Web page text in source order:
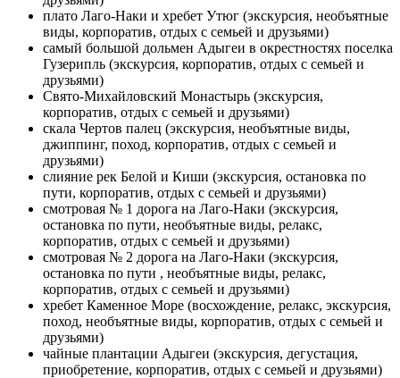
плато Лаго-Наки и хребет Утюг (экскурсия, необъятные
виды, корпоратив, отдых с семьей и друзьями)
самый большой дольмен Адыгеи в окрестностях поселка
Гузерипль (экскурсия, корпоратив, отдых с семьей и
друзьями)
Свято-Михайловский Монастырь (экскурсия,
корпоратив, отдых с семьей и друзьями)
скала Чертов палец (экскурсия, необъятные виды,
джиппинг, поход, корпоратив, отдых с семьей и
друзьями)
слияние рек Белой и Киши (экскурсия, остановка по
пути, корпоратив, отдых с семьей и друзьями)
смотровая № 1 дорога на Лаго-Наки (экскурсия,
остановка по пути, необъятные виды, релакс,
корпоратив, отдых с семьей и друзьями)
смотровая № 2 дорога на Лаго-Наки (экскурсия,
остановка по пути , необъятные виды, релакс,
корпоратив, отдых с семьей и друзьями)
хребет Каменное Море (восхождение, релакс, экскурсия,
поход, необъятные виды, корпоратив, отдых с семьей и
друзьями)
чайные плантации Адыгеи (экскурсия, дегустация,
приобретение, корпоратив, отдых с семьей и друзьями)